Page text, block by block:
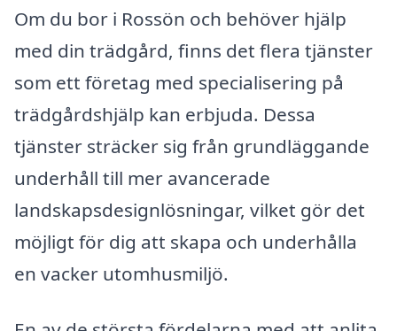
Om du bor i Rossön och behöver hjälp
med din trädgård, finns det flera tjänster
som ett företag med specialisering på
trädgårdshjälp kan erbjuda. Dessa
tjänster sträcker sig från grundläggande
underhåll till mer avancerade
landskapsdesignlösningar, vilket gör det
möjligt för dig att skapa och underhålla
en vacker utomhusmiljö.